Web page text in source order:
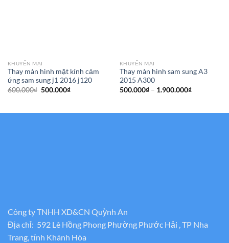
KHUYẾN MẠI
Thay màn hình mặt kính cảm
ứng sam sung j1 2016 j120
600.000₫ Giá
500.000₫Giá
KHUYẾN MẠI
Thay màn hình sam sung A3
2015 A300
500.000₫ – 1.900.000₫Khoảng
Công ty TNHH XD&CN Quỳnh An
Địa chỉ: 592 Lê Hồng Phong Phường Phước Hải , TP Nha
Trang, tỉnh Khánh Hòa